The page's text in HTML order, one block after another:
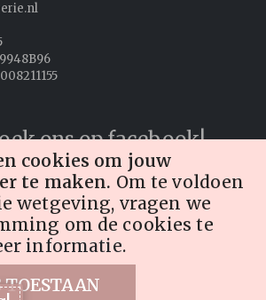
cookies om jouw
te maken. Om te voldoen
wetgeving, vragen we
om de cookies te
informatie.
TOESTAAN
ons op facebook!
ons op Instagram!